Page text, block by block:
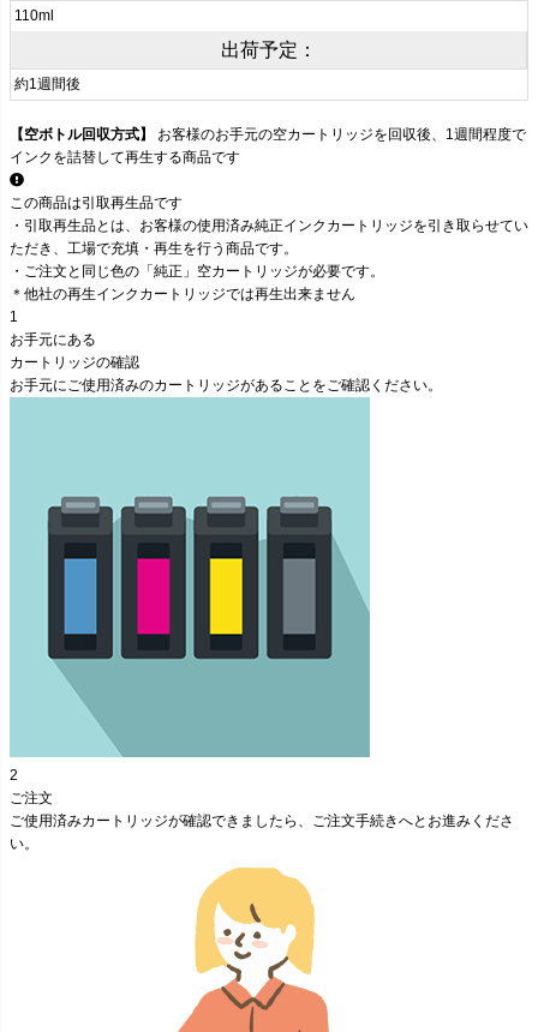
110ml
出荷予定：
約1週間後
【空ボトル回収方式】 お客様のお手元の空カートリッジを回収後、1週間程度で
インクを詰替して再生する商品です
この商品は引取再生品です
・引取再生品とは、お客様の使用済み純正インクカートリッジを引き取らせてい
ただき、工場で充填・再生を行う商品です。
・ ご注文と同じ色の「純正」空カートリッジが必要です。
＊他社の再生インクカートリッジでは再生出来ません
1
お手元にある
カートリッジの確認
お手元にご使用済みのカートリッジがあること をご確認ください。
2
ご注文
ご使用済みカートリッジが確認できましたら、ご注文手続きへとお進みくださ
い。